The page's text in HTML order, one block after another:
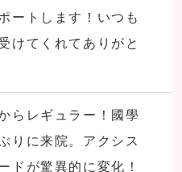
ートします！いつも
けてくれてありがと
らレギュラー！國學
りに来院。アクシス
ドが驚異的に変化！